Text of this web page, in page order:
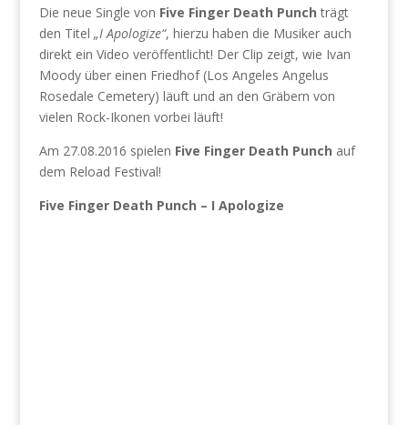
Die neue Single von Five Finger Death Punch trägt
den Titel „I Apologize“, hierzu haben die Musiker auch
direkt ein Video veröffentlicht! Der Clip zeigt, wie Ivan
Moody über einen Friedhof (Los Angeles Angelus
Rosedale Cemetery) läuft und an den Gräbern von
vielen Rock-Ikonen vorbei läuft!
Am 27.08.2016 spielen Five Finger Death Punch auf
dem Reload Festival!
Five Finger Death Punch – I Apologize